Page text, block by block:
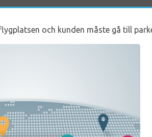
och kunden måste gå till